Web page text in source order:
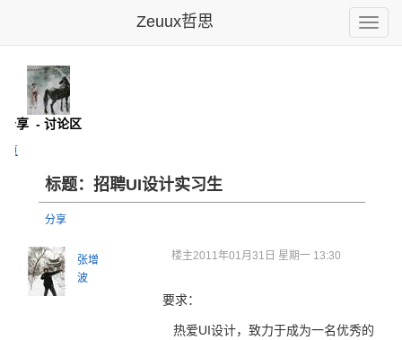
Toggle
Zeuux哲思
分享 - 讨论区
页
标题：招聘UI设计实习生
分享
张增
波
楼主2011年01月31日 星期一 13:30
要求：
热爱UI设计，致力于成为一名优秀的